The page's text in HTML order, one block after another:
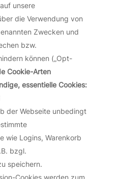
unsere
die Verwendung von
Zwecken und
bzw.
können („Opt-
Cookie-Arten
essentielle Cookies:
der Webseite unbedingt
wie Logins, Warenkorb
bzgl.
speichern.
Cookies werden zum